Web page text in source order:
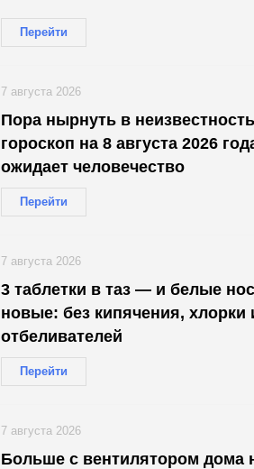
Перейти
Пора нырнуть в
гороскоп на 8 августа 2026
ожидает человечество
Перейти
7 августа 2026
3 таблетки в таз — и белые
новые: без кипячения, хлорки
отбеливателей
Перейти
7 августа 2026
Больше с вентилятором дома
7 августа 2026